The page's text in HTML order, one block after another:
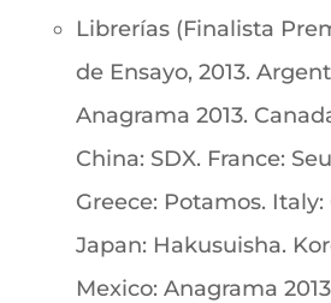
Librerías (Finalista
de Ensayo, 2013.
Anagrama 2013.
China: SDX. France:
Greece: Potamos. Italy:
Japan: Hakusuisha.
Mexico: Anagrama